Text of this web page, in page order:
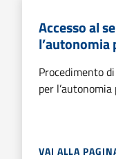
Accesso al
l’autonomia
Procedimento
per l’autonomia
VAI ALLA